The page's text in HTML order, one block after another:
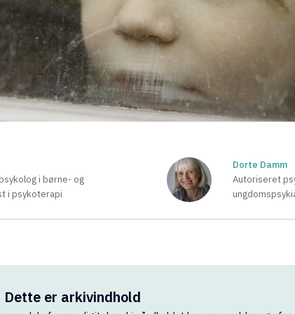
i børne- og
i psykoterapi
Dorte Damm
Autoriseret
er arkivindhold